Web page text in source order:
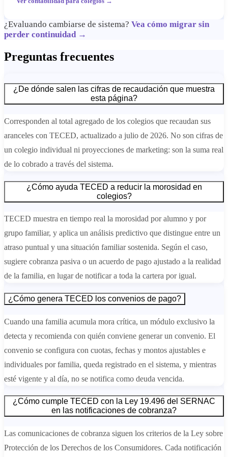
¿Evaluando cambiarse de sistema? Vea cómo migrar sin
perder continuidad →
Preguntas frecuentes
¿De dónde salen las cifras de recaudación que muestra
esta página?
Corresponden al total agregado de los colegios que recaudan sus
aranceles con TECED, actualizado a julio de 2026. No son cifras de
un colegio individual ni proyecciones de marketing: son la suma real
de lo cobrado a través del sistema.
¿Cómo ayuda TECED a reducir la morosidad en
colegios?
TECED muestra en tiempo real la morosidad por alumno y por
grupo familiar, y aplica un análisis predictivo que distingue entre un
atraso puntual y una situación familiar sostenida. Según el caso,
sugiere cobranza pasiva o un acuerdo de pago ajustado a la realidad
de la familia, en lugar de notificar a toda la cartera por igual.
¿Cómo genera TECED los convenios de pago?
Cuando una familia acumula mora crítica, un módulo exclusivo la
detecta y recomienda con quién conviene generar un convenio. El
convenio se configura con cuotas, fechas y montos ajustables e
individuales por familia, queda registrado en el sistema, y mientras
esté vigente y al día, no se notifica como deuda vencida.
¿Cómo cumple TECED con la Ley 19.496 del SERNAC
en las notificaciones de cobranza?
Las comunicaciones de cobranza siguen los criterios de la Ley sobre
Protección de los Derechos de los Consumidores. Cada notificación